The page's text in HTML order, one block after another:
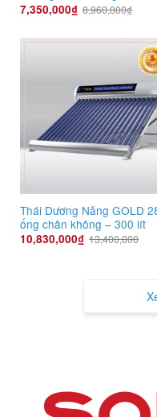
7,350,000₫ 8,960,000₫
Thái Dương Năng GOLD
ống chân không – 300 lít
10,830,000₫ 13,400,000